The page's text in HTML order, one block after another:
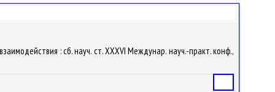
: сб. науч. ст. XXXVI Междунар. науч.-практ. конф.,